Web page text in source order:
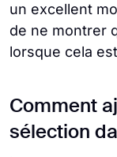
un excellent
de ne montrer
lorsque cela
Comment
sélection